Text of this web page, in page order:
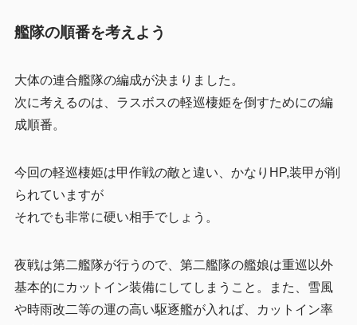
艦隊の順番を考えよう
大体の連合艦隊の編成が決まりました。
次に考えるのは、ラスボスの軽巡棲姫を倒すためにの編
成順番。
今回の軽巡棲姫は甲作戦の敵と違い、かなりHP,装甲が削
られていますが
それでも非常に硬い相手でしょう。
夜戦は第二艦隊が行うので、第二艦隊の艦娘は重巡以外
基本的にカットイン装備にしてしまうこと。また、雪風
や時雨改二等の運の高い駆逐艦が入れば、カットイン率